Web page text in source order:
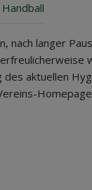
Handball
nach langer
des aktuellen
Homepage